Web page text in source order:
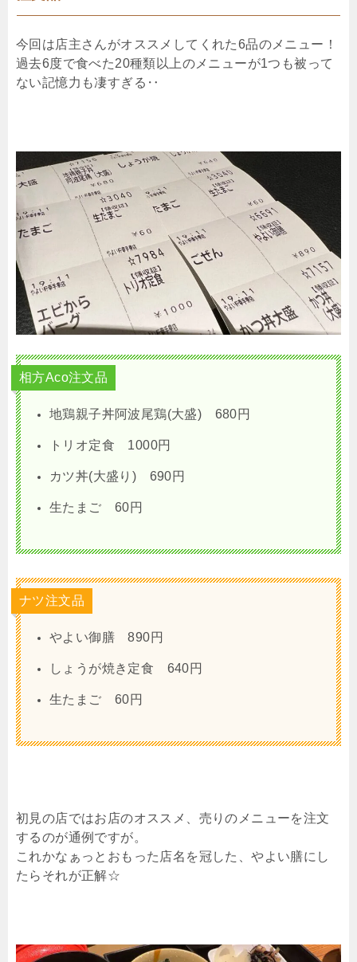
今回は店主さんがオススメしてくれた6品のメニュー！
過去6度で食べた20種類以上のメニューが1つも被って
ない記憶力も凄すぎる‥
相方Aco注文品
地鶏親子丼阿波尾鶏(大盛) 680円
トリオ定食 1000円
カツ丼(大盛り) 690円
生たまご 60円
ナツ注文品
やよい御膳 890円
しょうが焼き定食 640円
生たまご 60円
初見の店ではお店のオススメ、売りのメニューを注文
するのが通例ですが。
これかなぁっとおもった店名を冠した、やよい膳にし
たらそれが正解☆